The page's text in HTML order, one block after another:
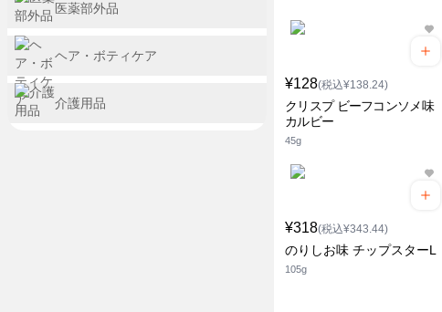
¥128(税込¥138.24)
クリスプ ビーフコンソメ味
カルビー
45g
¥318(税込¥343.44)
のりしお味 チップスターL
105g
医薬部外品
ヘア・ボティケア
介護用品